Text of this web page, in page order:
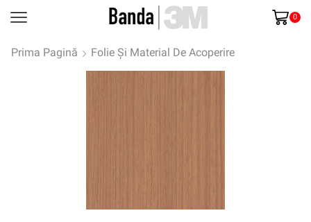
0
Prima Pagină Folie Și Material De Acoperire